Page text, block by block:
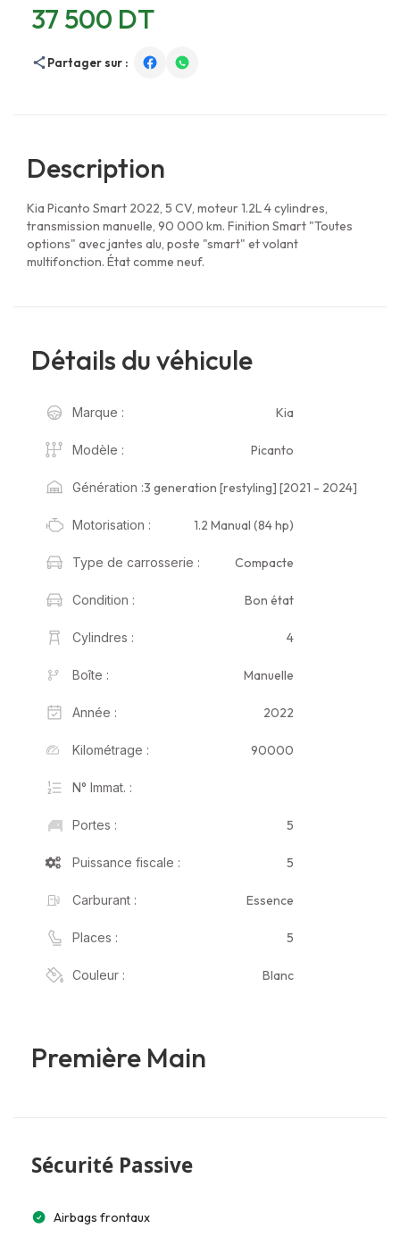
37 500 DT
Partager sur :
Description
Kia Picanto Smart 2022, 5 CV, moteur 1.2L 4 cylindres,
transmission manuelle, 90 000 km. Finition Smart "Toutes
options" avec jantes alu, poste "smart" et volant
multifonction. État comme neuf.
Détails du véhicule
Marque : Kia
Modèle : Picanto
Génération :3 generation [restyling] [2021 - 2024]
Motorisation : 1.2 Manual (84 hp)
Type de carrosserie : Compacte
Condition : Bon état
Cylindres : 4
Boîte : Manuelle
Année : 2022
Kilométrage : 90000
N° Immat. :
Portes : 5
Puissance fiscale : 5
Carburant : Essence
Places : 5
Couleur : Blanc
Première Main
Sécurité Passive
Airbags frontaux